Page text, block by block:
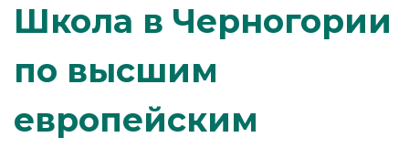
Школа в Черногории
по высшим
европейским